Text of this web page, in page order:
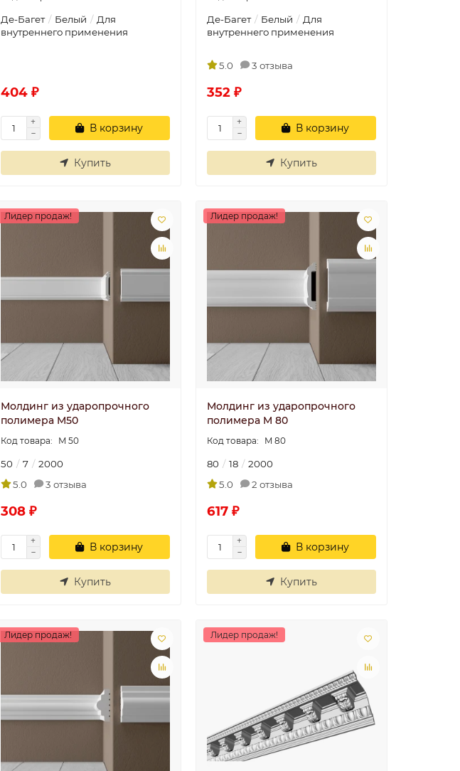
Де-Багет Белый
Для
внутреннего применения
404 ₽
В корзину
Купить
Де-Багет Белый
Для
внутреннего применения
5.0 3 отзыва
352 ₽
В корзину
Купить
Лидер продаж!
Молдинг из ударопрочного
полимера M50
М 50
50 7
2000
5.0
3 отзыва
308 ₽
В корзину
Купить
Лидер продаж!
Молдинг из ударопрочного
полимера M 80
М 80
80 18
2000
5.0
2 отзыва
617 ₽
В корзину
Купить
Лидер продаж! Лидер продаж!